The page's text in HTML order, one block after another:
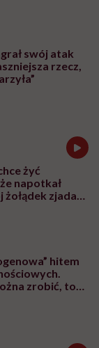
swój atak
rzecz,
żyć
napotkał
żołądek zjada
hitem
zrobić, to